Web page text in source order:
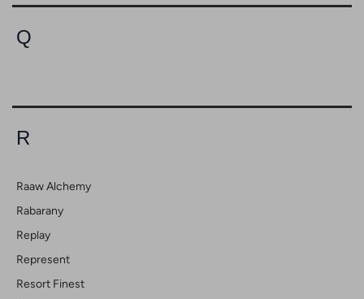
Q
R
Raaw Alchemy
Rabarany
Replay
Represent
Resort Finest